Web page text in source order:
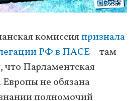
комиссияпризнала
РФ в ПАСЕ– там
Парламентская
Европы не обязана
полномочий